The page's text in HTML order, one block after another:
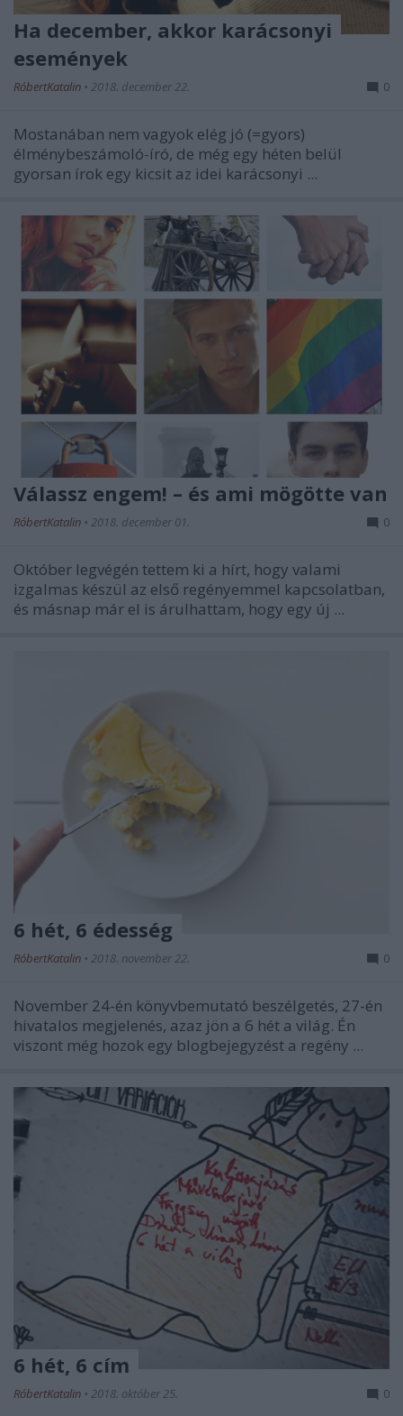
Ha december, akkor karácsonyi
események
RóbertKatalin • 2018. december 22. 0
Mostanában nem vagyok elég jó (=gyors)
élménybeszámoló-író, de még egy héten belül
gyorsan írok egy kicsit az idei karácsonyi ...
Válassz engem! – és ami mögötte van
RóbertKatalin • 2018. december 01. 0
Október legvégén tettem ki a hírt, hogy valami
izgalmas készül az első regényemmel kapcsolatban,
és másnap már el is árulhattam, hogy egy új ...
6 hét, 6 édesség
RóbertKatalin • 2018. november 22. 0
November 24-én könyvbemutató beszélgetés, 27-én
hivatalos megjelenés, azaz jön a 6 hét a világ. Én
viszont még hozok egy blogbejegyzést a regény ...
6 hét, 6 cím
RóbertKatalin • 2018. október 25. 0